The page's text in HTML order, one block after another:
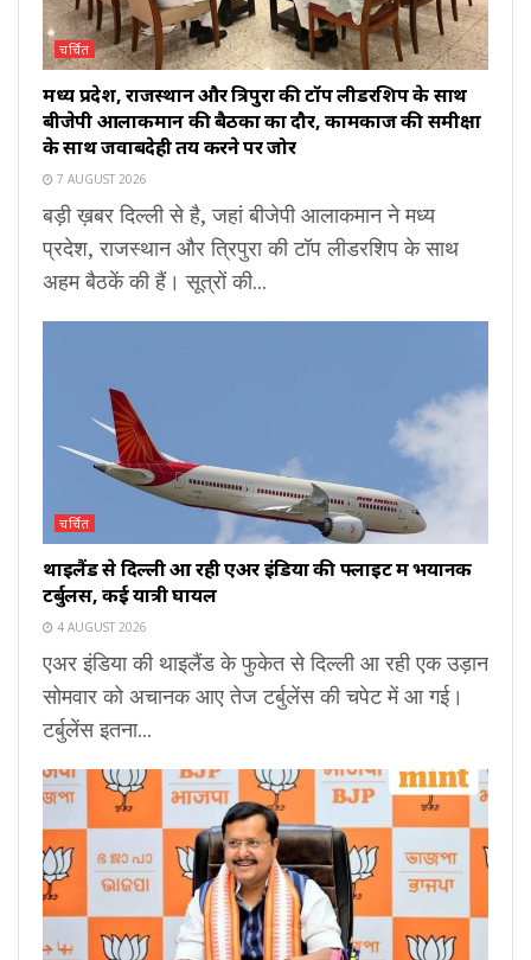
चर्चित
मध्य प्रदेश, राजस्थान और त्रिपुरा की टॉप लीडरशिप के साथ
बीजेपी आलाकमान की बैठकों का दौर, कामकाज की समीक्षा
के साथ जवाबदेही तय करने पर जोर
7 AUGUST 2026
बड़ी ख़बर दिल्ली से है, जहां बीजेपी आलाकमान ने मध्य
प्रदेश, राजस्थान और त्रिपुरा की टॉप लीडरशिप के साथ
अहम बैठकें की हैं। सूत्रों की...
चर्चित
थाइलैंड से दिल्ली आ रही एअर इंडिया की फ्लाइट में भयानक
टर्बुलेंस, कई यात्री घायल
4 AUGUST 2026
एअर इंडिया की थाइलैंड के फुकेत से दिल्ली आ रही एक उड़ान
सोमवार को अचानक आए तेज टर्बुलेंस की चपेट में आ गई।
टर्बुलेंस इतना...